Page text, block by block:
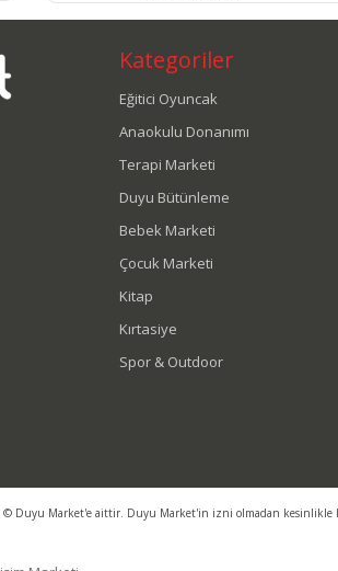
Kategoriler
Eğitici Oyuncak
Anaokulu Donanımı
Terapi Marketi
Duyu Bütünleme
Bebek Marketi
Çocuk Marketi
Kitap
Kırtasiye
Spor & Outdoor
Duyu Market'e aittir. Duyu Market'in izni olmadan kesinlikle